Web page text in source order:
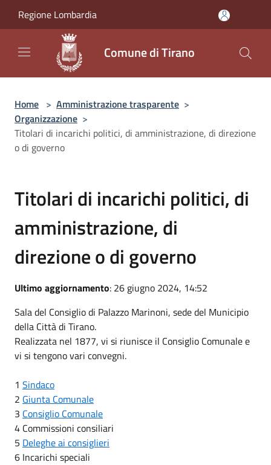
Regione Lombardia
Comune di Tirano
Home > Amministrazione trasparente >
Organizzazione >
Titolari di incarichi politici, di amministrazione, di direzione
o di governo
Titolari di incarichi politici, di
amministrazione, di
direzione o di governo
Ultimo aggiornamento: 26 giugno 2024, 14:52
Sala del Consiglio di Palazzo Marinoni, sede del Municipio
della Città di Tirano.
Realizzata nel 1877, vi si riunisce il Consiglio Comunale e
vi si tengono vari convegni.
1 Sindaco
2 Giunta Comunale
3 Consiglio Comunale
4 Commissioni consiliari
5 Deleghe ai consiglieri
6 Incarichi speciali